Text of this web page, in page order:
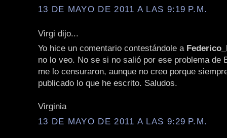
13 DE MAYO DE 2011 A LAS 9:19 P.M.
Virgi dijo...
Yo hice un comentario contestándole a
no lo veo. No se si no salió por ese problema de
me lo censuraron, aunque no creo porque
publicado lo que he escrito. Saludos.
Virginia
13 DE MAYO DE 2011 A LAS 9:29 P.M.